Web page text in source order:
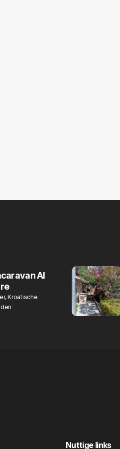
Al
Kroatische
Nuttige links